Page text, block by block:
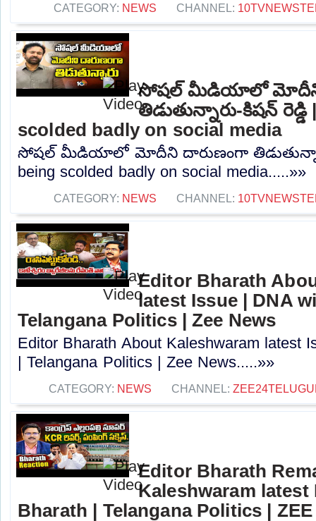
CATEGORY: NEWS CHANNEL:
సోషల్ మీడియాలో మోదీని
తిడుతున్నారు-కిషన్
scolded badly on social media
సోషల్ మీడియాలో మోదీని దారుణంగా
being scolded badly on social media.....»»
CATEGORY: NEWS CHANNEL:
Editor Bharath
latest Issue | DNA
Telangana Politics | Zee News
Editor Bharath About Kaleshwaram latest
| Telangana Politics | Zee News.....»»
CATEGORY: NEWS CHANNEL:
Editor Bharath
Kaleshwaram latest
Bharath | Telangana Politics | ZEE